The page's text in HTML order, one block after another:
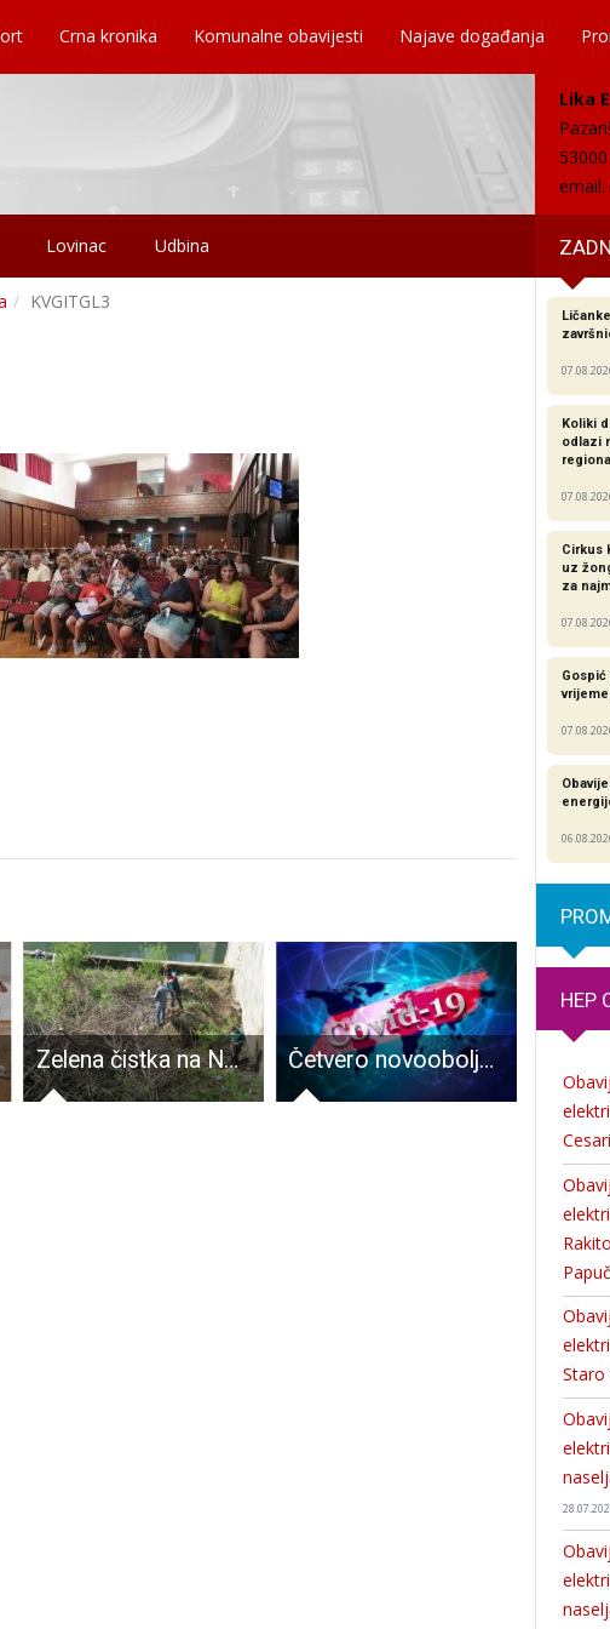
Crna kronika Komunalne obavijesti Najave događanja
Lika
email:
Lovinac Udbina
KVGITGL3
Zelena čistka na Novčici Četvero novooboljelih od COVID-19
Koliki
odlazi
Cirkus
uz
za
HEP
Staro